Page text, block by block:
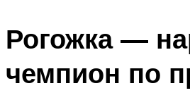
Рогожка —
чемпион по